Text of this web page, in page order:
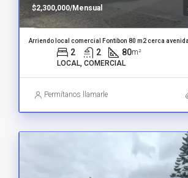
$2,300,000/Mensual
Arriendo local comercial Fontibon 80 m2 cerca
2 2 80m²
LOCAL, COMERCIAL
Permítanos llamarle